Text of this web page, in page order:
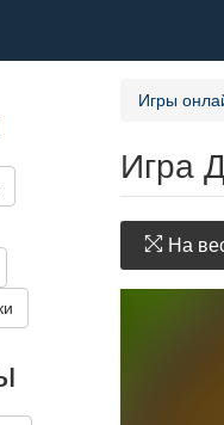
Игры
Игра
На